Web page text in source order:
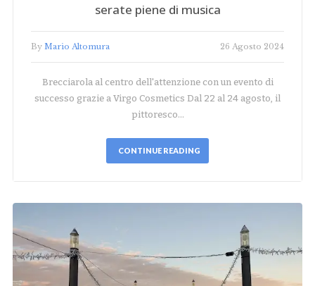
serate piene di musica
By Mario Altomura 26 Agosto 2024
Brecciarola al centro dell'attenzione con un evento di
successo grazie a Virgo Cosmetics Dal 22 al 24 agosto, il
pittoresco…
CONTINUE READING